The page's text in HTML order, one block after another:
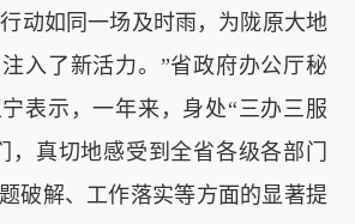
动如同一场及时雨，为陇原大地
入了新活力。”省政府办公厅秘
表示，一年来，身处“三办三服
，真切地感受到全省各级各部门
破解、工作落实等方面的显著提